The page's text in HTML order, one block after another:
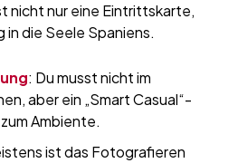
nicht nur eine Eintrittskarte,
in die Seele Spaniens.
: Du musst nicht im
aber ein „Smart Casual“-
Ambiente.
ist das Fotografieren